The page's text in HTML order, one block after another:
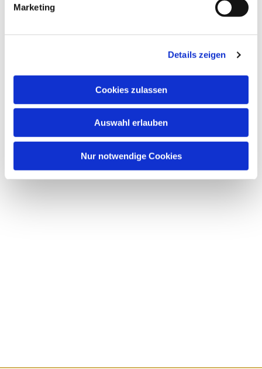
Marketing
Details zeigen
Cookies zulassen
Auswahl erlauben
Nur notwendige Cookies
interessieren